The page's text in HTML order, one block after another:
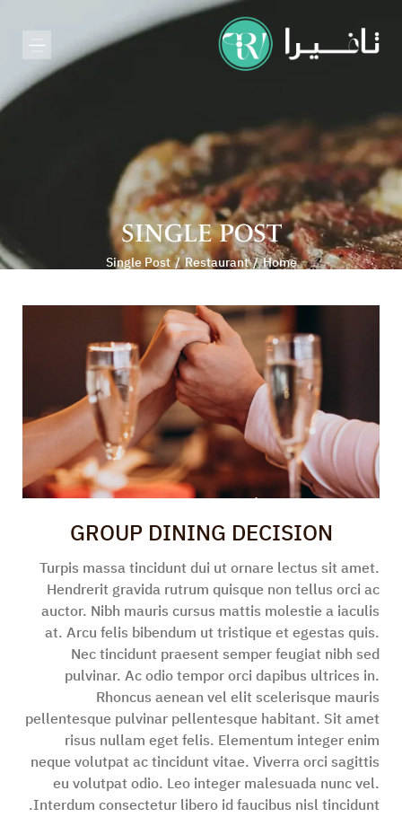
SINGLE POST
Home
/
Restaurant
/
Single Post
أغسطس 7, 2023
GROUP DINING DECISION
Turpis massa tincidunt dui ut ornare lectus sit amet.
Hendrerit gravida rutrum quisque non tellus orci ac
auctor. Nibh mauris cursus mattis molestie a iaculis
at. Arcu felis bibendum ut tristique et egestas quis.
Nec tincidunt praesent semper feugiat nibh sed
pulvinar. Ac odio tempor orci dapibus ultrices in.
Rhoncus aenean vel elit scelerisque mauris
pellentesque pulvinar pellentesque habitant. Sit amet
risus nullam eget felis. Elementum integer enim
neque volutpat ac tincidunt vitae. Viverra orci sagittis
eu volutpat odio. Leo integer malesuada nunc vel.
Interdum consectetur libero id faucibus nisl tincidunt.